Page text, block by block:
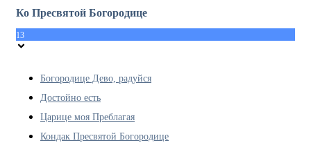
Ко Пресвятой Богородице
13
Богородице Дево, радуйся
Достойно есть
Царице моя Преблагая
Кондак Пресвятой Богородице